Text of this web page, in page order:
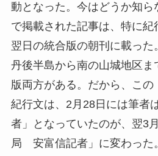
動となった。今はどうか知ら
で掲載された記事は、特に紀
翌日の統合版の朝刊に載っ
丹後半島から南の山城地区ま
版両方がある。だから、こ
紀行文は、2月28日には筆
者」となっていたのが、翌3
局 安富信記者」に変わった